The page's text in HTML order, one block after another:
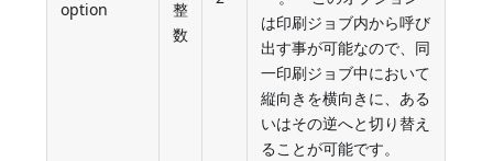
option
整
数
は印刷ジョブ内から呼び
出す事が可能なので、同
一印刷ジョブ中において
縦向きを横向きに、ある
いはその逆へと切り替え
ることが可能です。